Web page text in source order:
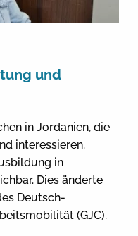
und
in Jordanien, die
interessieren.
in
Dies änderte
Deutsch-
(GJC).